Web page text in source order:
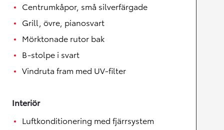
Centrumkåpor, små silverfärgade
Grill, övre, pianosvart
Mörktonade rutor bak
B-stolpe i svart
Vindruta fram med UV-filter
Interiör
Luftkonditionering med fjärrsystem